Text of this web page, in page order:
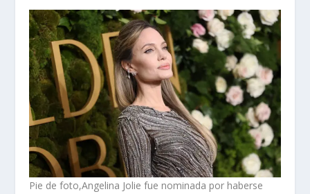
Pie de foto,Angelina Jolie fue nominada por haberse